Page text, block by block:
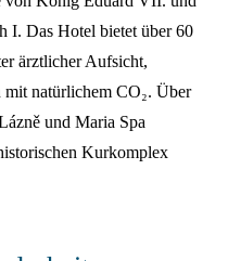
I. Das Hotel bietet über 60
ärztlicher Aufsicht,
natürlichem CO₂. Über
und Maria Spa
Kurkomplex